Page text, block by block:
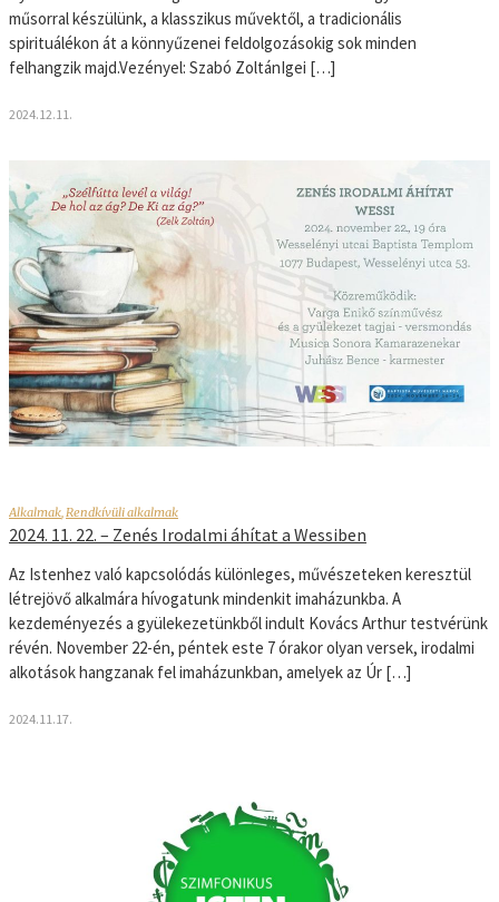
műsorral készülünk, a klasszikus művektől, a tradicionális
spirituálékon át a könnyűzenei feldolgozásokig sok minden
felhangzik majd.Vezényel: Szabó ZoltánIgei […]
2024.12.11.
Alkalmak,Rendkívüli alkalmak
2024. 11. 22. – Zenés Irodalmi áhítat a Wessiben
Az Istenhez való kapcsolódás különleges, művészeteken keresztül
létrejövő alkalmára hívogatunk mindenkit imaházunkba. A
kezdeményezés a gyülekezetünkből indult Kovács Arthur testvérünk
révén. November 22-én, péntek este 7 órakor olyan versek, irodalmi
alkotások hangzanak fel imaházunkban, amelyek az Úr […]
2024.11.17.